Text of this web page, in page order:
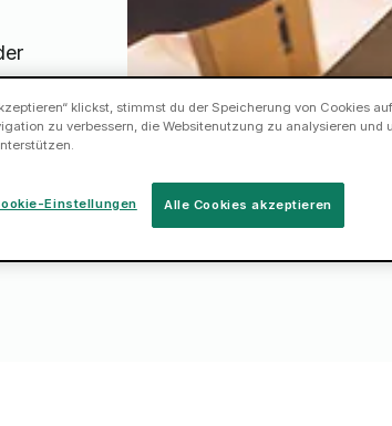
klickst, stimmst du der Speicherung von Cookies
zu verbessern, die Websitenutzung zu analysieren und
Alle Cookies akzeptieren
Einstellungen